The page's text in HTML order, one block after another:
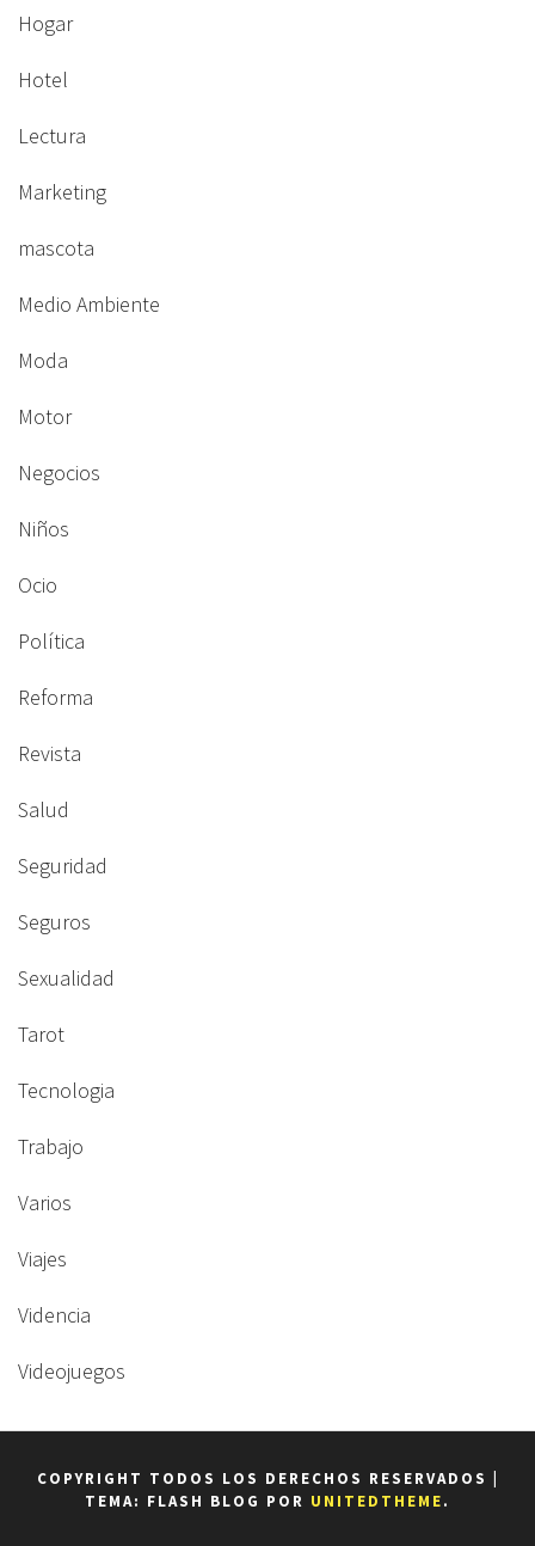
Hogar
Hotel
Lectura
Marketing
mascota
Medio Ambiente
Moda
Motor
Negocios
Niños
Ocio
Política
Reforma
Revista
Salud
Seguridad
Seguros
Sexualidad
Tarot
Tecnologia
Trabajo
Varios
Viajes
Videncia
Videojuegos
COPYRIGHT TODOS LOS DERECHOS RESERVADOS
TEMA: FLASH BLOG POR UNITEDTHEME.